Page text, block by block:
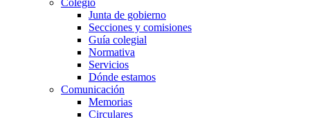
Colegio
Junta de gobierno
Secciones y comisiones
Guía colegial
Normativa
Servicios
Dónde estamos
Comunicación
Memorias
Circulares